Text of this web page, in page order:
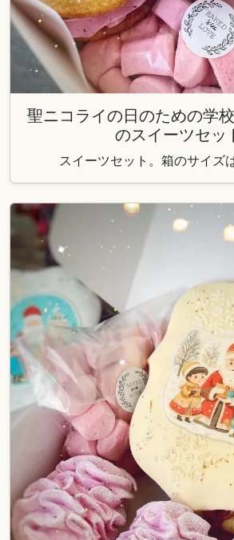
聖ニコライの日のための学
のスイーツセッ
スイーツセット。箱のサイズ